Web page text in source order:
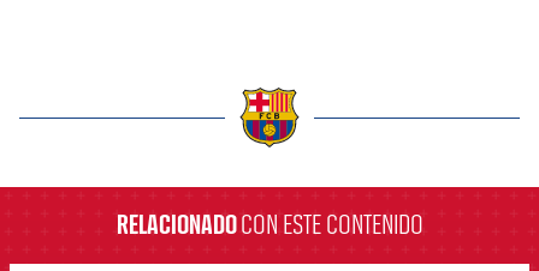
RELACIONADOCON ESTE CONTENIDO